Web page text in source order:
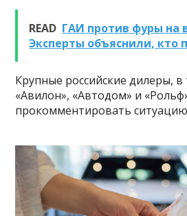
READ ГАИ против фуры на
Эксперты объяснили, кто
Крупные российские дилеры,
«Авилон», «Автодом» и
прокомментировать